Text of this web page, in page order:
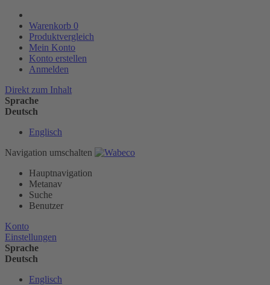
Warenkorb 0
Produktvergleich
Mein Konto
Konto erstellen
Anmelden
Direkt zum Inhalt
Sprache
Deutsch
Englisch
Navigation umschalten
Hauptnavigation
Metanav
Suche
Benutzer
Konto
Einstellungen
Sprache
Deutsch
Englisch